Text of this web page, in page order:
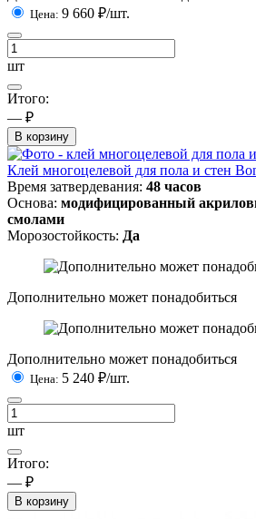
Цена: 9 660 ₽/шт.
шт
Итого:
— ₽
В корзину
Клей многоцелевой для пола и стен
Время затвердевания: 48 часов
Основа: модифицированный
смолами
Морозостойкость: Да
Дополнительно может понадобиться
Дополнительно может понадобиться
Цена: 5 240 ₽/шт.
шт
Итого:
— ₽
В корзину